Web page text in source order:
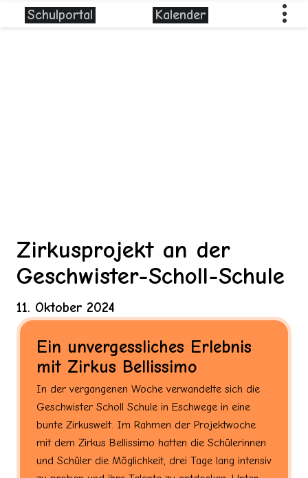
Schulportal Kalender
Zirkusprojekt an der
Geschwister-Scholl-Schule
11. Oktober 2024
Ein unvergessliches Erlebnis
mit Zirkus Bellissimo
In der vergangenen Woche verwandelte sich die
Geschwister Scholl Schule in Eschwege in eine
bunte Zirkuswelt. Im Rahmen der Projektwoche
mit dem Zirkus Bellissimo hatten die Schülerinnen
und Schüler die Möglichkeit, drei Tage lang intensiv